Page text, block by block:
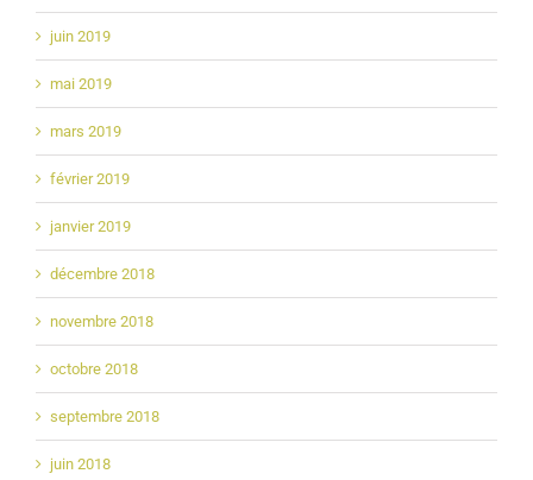
juin 2019
mai 2019
mars 2019
février 2019
janvier 2019
décembre 2018
novembre 2018
octobre 2018
septembre 2018
juin 2018